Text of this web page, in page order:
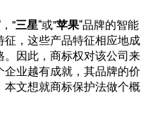
”三星“或”苹果“品牌的智能
，这些产品特征相应地成
因此，商标权对该公司来
业越有成就，其品牌的价
文想就商标保护法做个概